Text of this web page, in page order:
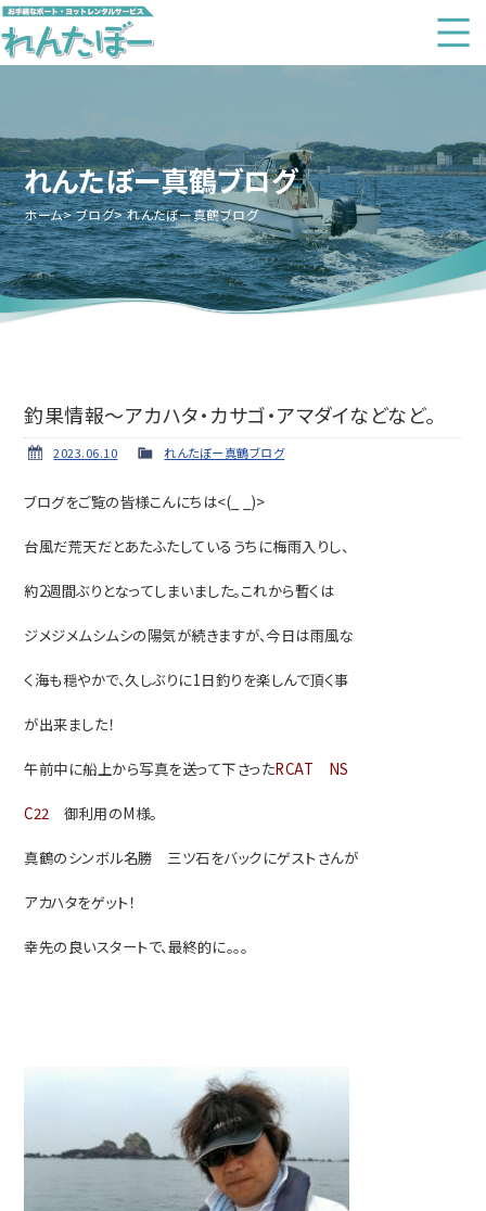
れんたぼー真鶴ブログ
ホーム ブログ れんたぼー真鶴ブログ
釣果情報～アカハタ・カサゴ・アマダイなどなど。
2023.06.10 れんたぼー真鶴ブログ
ブログをご覧の皆様こんにちは<(_ _)>
台風だ荒天だとあたふたしているうちに梅雨入りし、
約2週間ぶりとなってしまいました。これから暫くは
ジメジメムシムシの陽気が続きますが、今日は雨風な
く海も穏やかで、久しぶりに1日釣りを楽しんで頂く事
が出来ました！
午前中に船上から写真を送って下さったRCAT NS
C22 御利用のM様。
真鶴のシンボル名勝 三ツ石をバックにゲストさんが
アカハタをゲット！
幸先の良いスタートで、最終的に。。。